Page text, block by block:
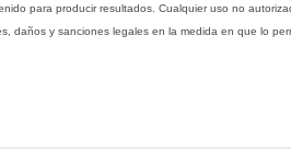
para producir resultados. Cualquier uso no
daños y sanciones legales en la medida en que lo